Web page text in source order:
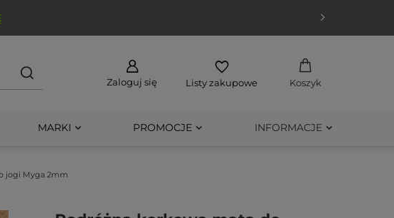
Zaloguj się Listy zakupowe Koszyk
MARKI PROMOCJE INFORMACJE
jogi Myga 2mm